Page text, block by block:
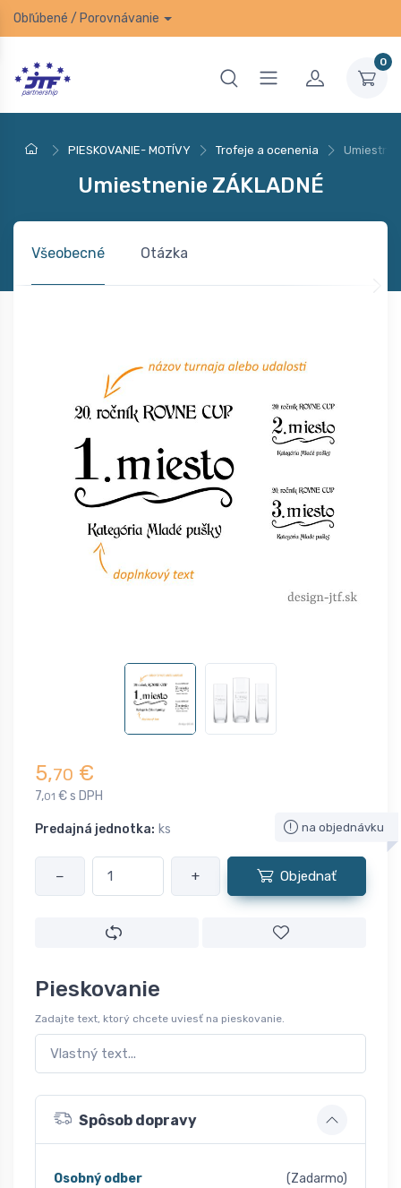
Obľúbené / Porovnávanie
0
PIESKOVANIE- MOTÍVY Trofeje a ocenenia
Umiestnenie ZÁKLADNÉ
Všeobecné Otázka
5,70 €
7,01 € s DPH
Predajná jednotka: ks na objednávku
− + Objednať
Pieskovanie
Zadajte text, ktorý chcete uviesť na pieskovanie.
Spôsob dopravy
Osobný odber (Zadarmo)